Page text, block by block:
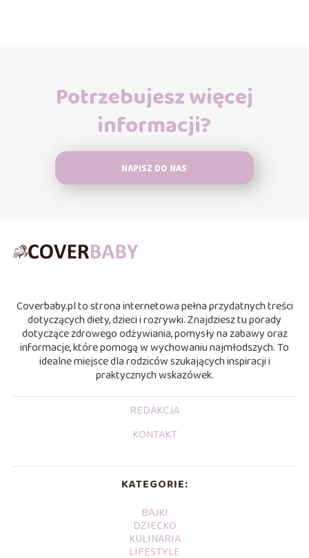
Potrzebujesz więcej
informacji?
NAPISZ DO NAS
Coverbaby.pl to strona internetowa pełna przydatnych treści
dotyczących diety, dzieci i rozrywki. Znajdziesz tu porady
dotyczące zdrowego odżywiania, pomysły na zabawy oraz
informacje, które pomogą w wychowaniu najmłodszych. To
idealne miejsce dla rodziców szukających inspiracji i
praktycznych wskazówek.
REDAKCJA
KONTAKT
KATEGORIE:
BAJKI
DZIECKO
KULINARIA
LIFESTYLE